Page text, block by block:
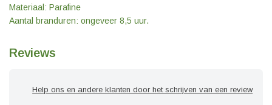
Materiaal: Parafine
Aantal branduren: ongeveer 8,5 uur.
Reviews
Help ons en andere klanten door het schrijven van een review